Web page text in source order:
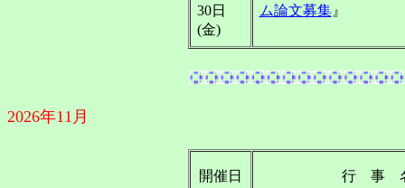
30日
(金)
ム論文募集』
2026年11月
開催日 行 事